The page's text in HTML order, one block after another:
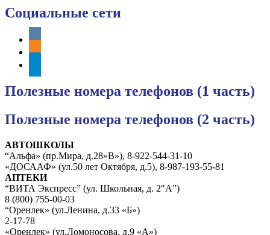
Социальные сети
vkontakte
odnoklassniki
Полезные номера телефонов (1 часть)
Полезные номера телефонов (2 часть)
АВТОШКОЛЫ
“Альфа» (пр.Мира, д.28»В»), 8-922-544-31-10
«ДОСААФ» (ул.50 лет Октября, д.5), 8-987-193-55-81
АПТЕКИ
“ВИТА Экспресс” (ул. Школьная, д. 2″А”)
8 (800) 755-00-03
“Оренлек» (ул.Ленина, д.33 «Б»)
2-17-78
«Оренлек» (ул.Ломоносова, д.9 «А»)